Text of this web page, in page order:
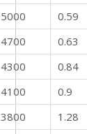
5000
0.59
4700
0.63
4300
0.84
4100
0.9
3800
1.28